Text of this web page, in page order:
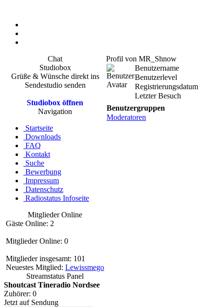
Chat
Studiobox
Grüße & Wünsche direkt ins
Sendestudio senden
Studiobox öffnen
Navigation
Startseite
Downloads
FAQ
Kontakt
Suche
Bewerbung
Impressum
Datenschutz
Radiostatus Infoseite
Mitglieder Online
Gäste Online: 2
Mitglieder Online: 0
Mitglieder insgesamt: 101
Neuestes Mitglied: Lewissmego
Streamstatus Panel
Shoutcast Tineradio Nordsee
Zuhörer: 0
Jetzt auf Sendung
Profil von MR_Shnow
Benutzername
Benutzerlevel
Registrierungsdatum
Letzter Besuch
Benutzergruppen
Moderatoren